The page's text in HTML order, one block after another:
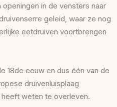
in de vensters naar
geleid, waar ze nog
eetdruiven voortbrengen
18de eeuw en dus één van de
druivenluisplaag
weten te overleven.